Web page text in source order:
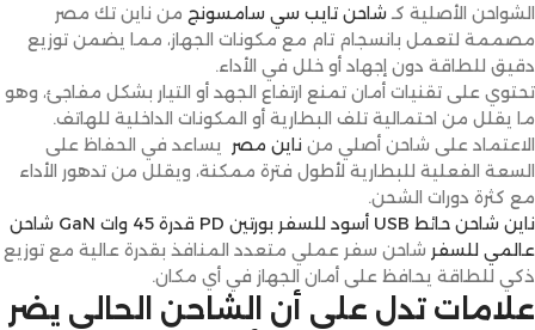
الشواحن الأصلية كـ شاحن تايب سي سامسونج من ناين تك مصر
مصممة لتعمل بانسجام تام مع مكونات الجهاز، مما يضمن توزيع
دقيق للطاقة دون إجهاد أو خلل في الأداء.
تحتوي على تقنيات أمان تمنع ارتفاع الجهد أو التيار بشكل مفاجئ، وهو
ما يقلل من احتمالية تلف البطارية أو المكونات الداخلية للهاتف.
الاعتماد على شاحن أصلي من ناين مصر
يساعد في الحفاظ على
السعة الفعلية للبطارية لأطول فترة ممكنة، ويقلل من تدهور الأداء
مع كثرة دورات الشحن.
ناين شاحن حائط USB أسود للسفر بورتين PD قدرة 45 وات GaN شاحن
عالمي للسفر شاحن سفر عملي متعدد المنافذ بقدرة عالية مع توزيع
ذكي للطاقة يحافظ على أمان الجهاز في أي مكان.
علامات تدل على أن الشاحن الحالي يضر